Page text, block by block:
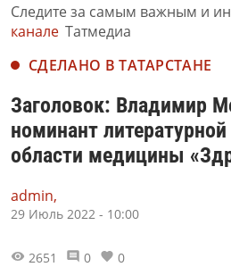
Следите за самым важным и
канале Татмедиа
СДЕЛАНО В ТАТАРСТАНЕ
Заголовок: Владимир
номинант
области медицины
admin,
29 Июль 2022 - 10:00
2651 0 0